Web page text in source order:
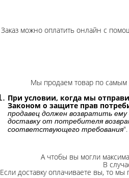
Заказ можно оплатить онлайн с
Мы продаем товар по самым
При условии, когда мы
Законом о защите прав
продавец должен возвратить
доставку от потребителя
соответствующего требования".
А чтобы вы могли
В
Если доставку оплачиваете вы, то